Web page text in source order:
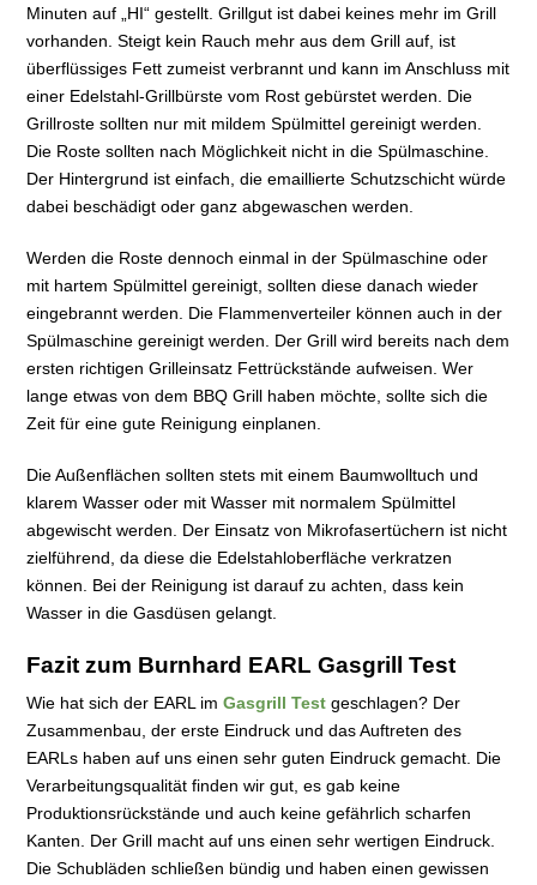
Minuten auf „HI“ gestellt. Grillgut ist dabei keines mehr im Grill
vorhanden. Steigt kein Rauch mehr aus dem Grill auf, ist
überflüssiges Fett zumeist verbrannt und kann im Anschluss mit
einer Edelstahl-Grillbürste vom Rost gebürstet werden. Die
Grillroste sollten nur mit mildem Spülmittel gereinigt werden.
Die Roste sollten nach Möglichkeit nicht in die Spülmaschine.
Der Hintergrund ist einfach, die emaillierte Schutzschicht würde
dabei beschädigt oder ganz abgewaschen werden.
Werden die Roste dennoch einmal in der Spülmaschine oder
mit hartem Spülmittel gereinigt, sollten diese danach wieder
eingebrannt werden. Die Flammenverteiler können auch in der
Spülmaschine gereinigt werden. Der Grill wird bereits nach dem
ersten richtigen Grilleinsatz Fettrückstände aufweisen. Wer
lange etwas von dem BBQ Grill haben möchte, sollte sich die
Zeit für eine gute Reinigung einplanen.
Die Außenflächen sollten stets mit einem Baumwolltuch und
klarem Wasser oder mit Wasser mit normalem Spülmittel
abgewischt werden. Der Einsatz von Mikrofasertüchern ist nicht
zielführend, da diese die Edelstahloberfläche verkratzen
können. Bei der Reinigung ist darauf zu achten, dass kein
Wasser in die Gasdüsen gelangt.
Fazit zum Burnhard EARL Gasgrill Test
Wie hat sich der EARL im Gasgrill Test geschlagen? Der
Zusammenbau, der erste Eindruck und das Auftreten des
EARLs haben auf uns einen sehr guten Eindruck gemacht. Die
Verarbeitungsqualität finden wir gut, es gab keine
Produktionsrückstände und auch keine gefährlich scharfen
Kanten. Der Grill macht auf uns einen sehr wertigen Eindruck.
Die Schubläden schließen bündig und haben einen gewissen